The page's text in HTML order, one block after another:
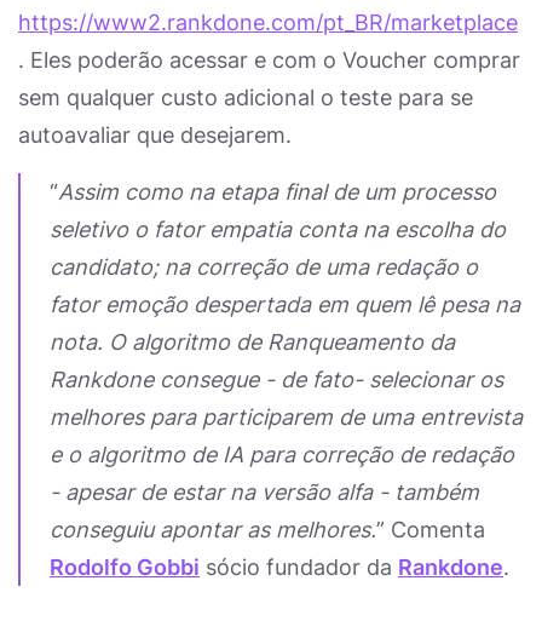
https://www2.rankdone.com/pt_BR/marketplace
. Eles poderão acessar e com o Voucher comprar
sem qualquer custo adicional o teste para se
autoavaliar que desejarem.
“Assim como na etapa final de um processo
seletivo o fator empatia conta na escolha do
candidato; na correção de uma redação o
fator emoção despertada em quem lê pesa na
nota. O algoritmo de Ranqueamento da
Rankdone consegue - de fato- selecionar os
melhores para participarem de uma entrevista
e o algoritmo de IA para correção de redação
- apesar de estar na versão alfa - também
conseguiu apontar as melhores.” Comenta
Rodolfo Gobbi sócio fundador da Rankdone.